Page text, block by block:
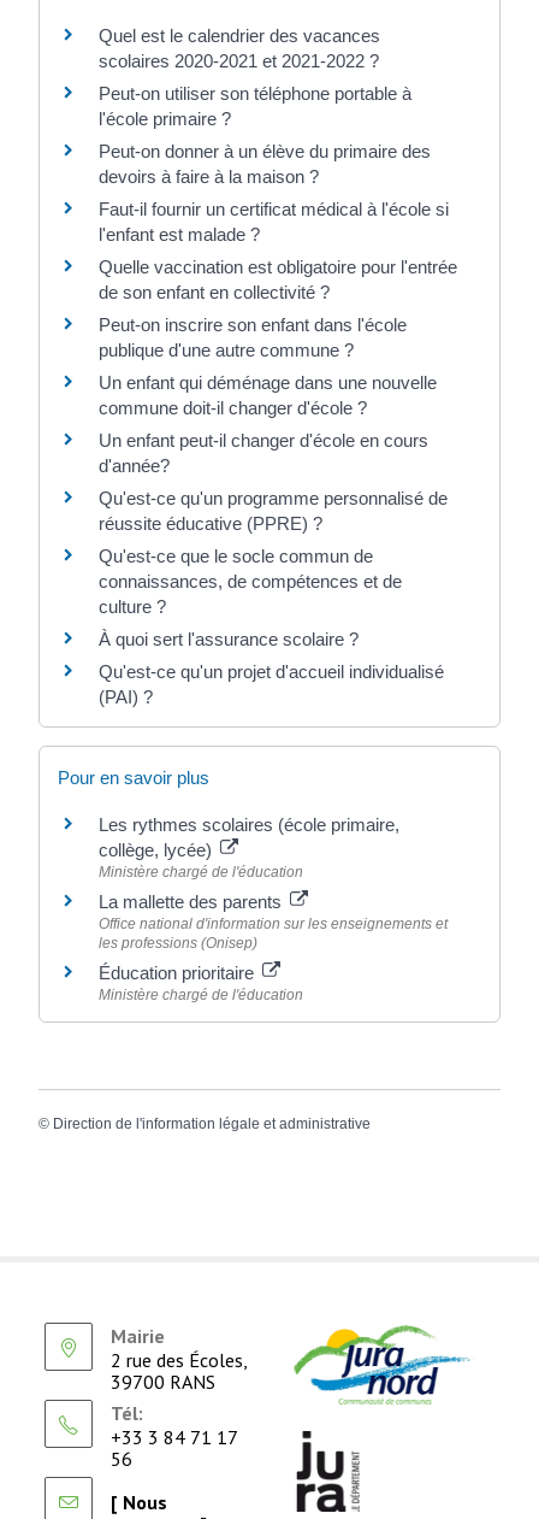
Quel est le calendrier des vacances
scolaires 2020-2021 et 2021-2022 ?
Peut-on utiliser son téléphone portable à
l'école primaire ?
Peut-on donner à un élève du primaire des
devoirs à faire à la maison ?
Faut-il fournir un certificat médical à l'école si
l'enfant est malade ?
Quelle vaccination est obligatoire pour l'entrée
de son enfant en collectivité ?
Peut-on inscrire son enfant dans l'école
publique d'une autre commune ?
Un enfant qui déménage dans une nouvelle
commune doit-il changer d'école ?
Un enfant peut-il changer d'école en cours
d'année?
Qu'est-ce qu'un programme personnalisé de
réussite éducative (PPRE) ?
Qu'est-ce que le socle commun de
connaissances, de compétences et de
culture ?
À quoi sert l'assurance scolaire ?
Qu'est-ce qu'un projet d'accueil individualisé
(PAI) ?
Pour en savoir plus
Les rythmes scolaires (école primaire,
collège, lycée)
Ministère chargé de l'éducation
La mallette des parents
Office national d'information sur les enseignements et
les professions (Onisep)
Éducation prioritaire
Ministère chargé de l'éducation
© Direction de l'information légale et administrative
Mairie
2 rue des Écoles,
39700 RANS
Tél:
+33 3 84 71 17
56
[ Nous